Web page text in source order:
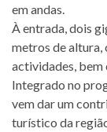
em andas.
À entrada, dois
metros de altura,
actividades, bem
Integrado no
vem dar um
turístico da